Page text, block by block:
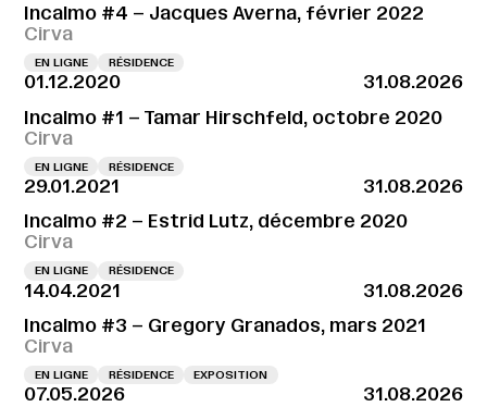
Incalmo #4 – Jacques Averna, février 2022
Cirva
EN LIGNE RÉSIDENCE
01.12.2020
31.08.2026
Incalmo #1 – Tamar Hirschfeld, octobre 2020
Cirva
EN LIGNE RÉSIDENCE
29.01.2021
31.08.2026
Incalmo #2 – Estrid Lutz, décembre 2020
Cirva
EN LIGNE RÉSIDENCE
14.04.2021
31.08.2026
Incalmo #3 – Gregory Granados, mars 2021
Cirva
EN LIGNE RÉSIDENCE EXPOSITION
07.05.2026
31.08.2026